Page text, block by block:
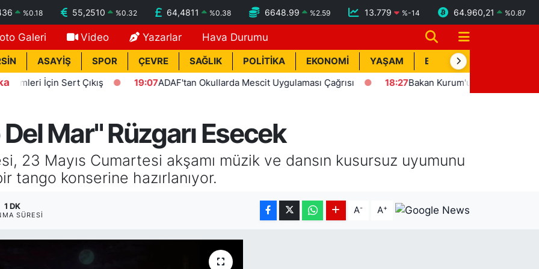
%0.18 55,2510 %0.32 64,4811 %0.38 6648.99 %2.59 13.779 %-14 64.960,21 %0.87
Galeri Video Yazarlar Hava Durumu
ASAYİŞ SPOR ÇEVRE SAĞLIK POLİTİKA EKONOMİ YAŞAM BİK İLAN
İçin Sert Çıkış 19:07 ADAF'tan Okullarda Mescit Uygulaması Çağrısı 18:27 Bakan Kurum'un katılımıyla
Mar" Rüzgarı Esecek
23 Mayıs Cumartesi akşamı müzik ve dansın kusursuz uyumunu
tango konserine hazırlanıyor.
1 DK
SÜRESI A- A+